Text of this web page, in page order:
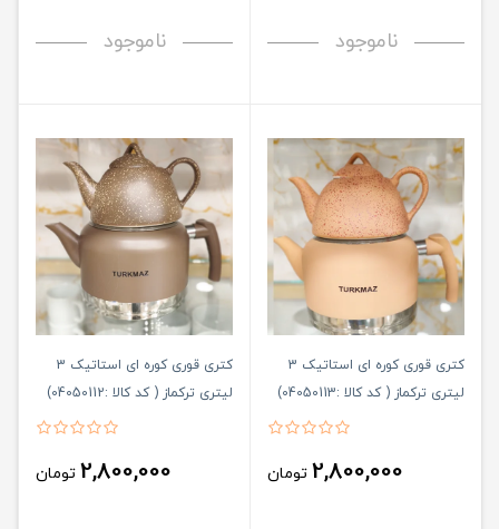
ناموجود ناموجود
کتری قوری کوره ای استاتیک 3
لیتری ترکماز ( کد کالا :04050113)
2,800,000 تومان
کتری قوری کوره ای استاتیک 3
لیتری ترکماز ( کد کالا :04050112)
2,800,000 تومان